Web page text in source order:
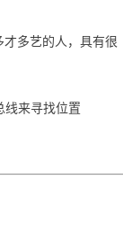
多艺的人，具有很
线来寻找位置